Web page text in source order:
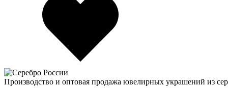
Производство и оптовая продажа ювелирных украшений из